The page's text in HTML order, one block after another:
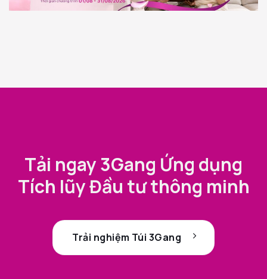
Tải ngay 3Gang Ứng dụng
Tích lũy Đầu tư thông minh
Trải nghiệm Túi 3Gang